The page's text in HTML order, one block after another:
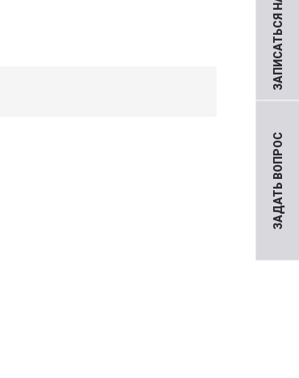
ЗАДАТЬ ВОПРОС